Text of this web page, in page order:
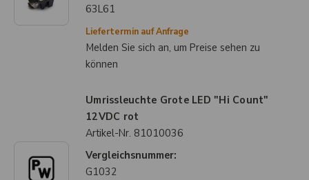
63L61
Liefertermin auf Anfrage
Melden Sie sich an, um Preise sehen zu
können
Umrissleuchte Grote LED "Hi Count"
12VDC rot
Artikel-Nr. 81010036
Vergleichsnummer:
G1032